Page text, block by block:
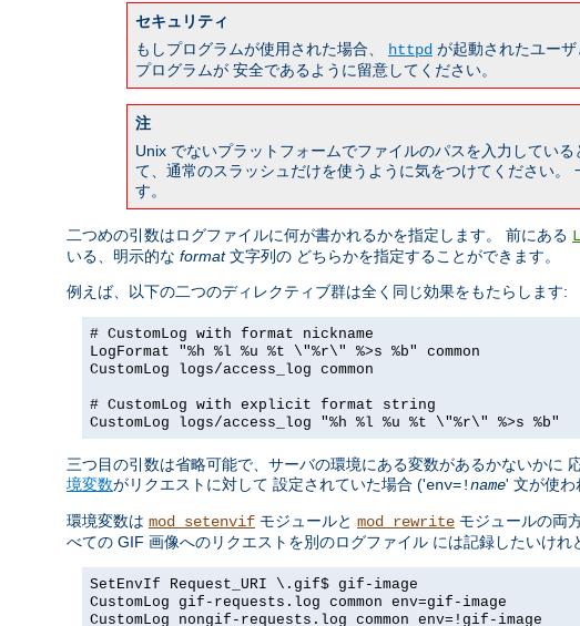
セキュリティ
もしプログラムが使用された場合、 httpd が起動されたユー
プログラムが 安全であるように留意してください。
注
Unix でないプラットフォームでファイルのパスを入力してい
て、通常のスラッシュだけを使うように気をつけてください
す。
二つめの引数はログファイルに何が書かれるかを指定します。 前にある
いる、明示的な format文字列の どちらかを指定することができます。
例えば、以下の二つのディレクティブ群は全く同じ効果をもたらします:
# CustomLog with format nickname
LogFormat "%h %l %u %t \"%r\" %>s %b" common
CustomLog logs/access_log common
# CustomLog with explicit format string
CustomLog logs/access_log "%h %l %u %t \"%r\" %>s %b"
三つ目の引数は省略可能で、サーバの環境にある変数があるかないかに
境変数がリクエストに対して 設定されていた場合 ('env=!name' 文が使わ
環境変数は mod_setenvif モジュールと mod_rewrite モジュールの両
べての GIF 画像へのリクエストを別のログファイル には記録したいけ
SetEnvIf Request_URI \.gif$ gif-image
CustomLog gif-requests.log common env=gif-image
CustomLog nongif-requests.log common env=!gif-image